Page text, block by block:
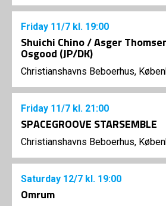
Friday 11/7 kl. 19:00
Shuichi Chino / Asger
Osgood (JP/DK)
Christianshavns Beboerhus,
Friday 11/7 kl. 21:00
SPACEGROOVE STARSEMBLE
Christianshavns Beboerhus,
Saturday 12/7 kl. 19:00
Omrum